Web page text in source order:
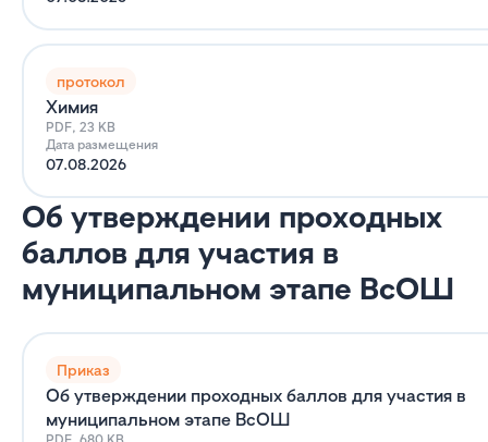
протокол
Химия
PDF, 23 KB
Дата размещения
07.08.2026
Об утверждении проходных
баллов для участия в
муниципальном этапе ВсОШ
Приказ
Об утверждении проходных баллов для участия в
муниципальном этапе ВсОШ